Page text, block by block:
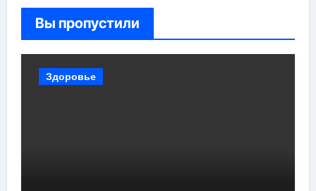
Вы пропустили
Здоровье